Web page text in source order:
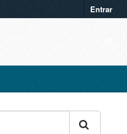
Entrar